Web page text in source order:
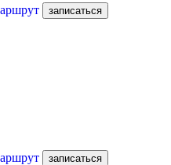
записаться
записаться